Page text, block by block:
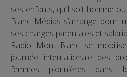
ses enfants, qu’il soit homme
Blanc Médias s’arrange pour
ses charges parentales et
Radio Mont Blanc se
journée internationale des
femmes pionnières dans